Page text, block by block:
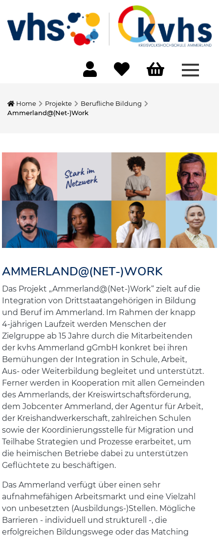
Home Projekte
Berufliche Bildung
Ammerland@(Net-)Work
AMMERLAND@(NET-)WORK
Das Projekt „Ammerland@(Net-)Work“ zielt auf die
Integration von Drittstaatangehörigen in Bildung
und Beruf im Ammerland. Im Rahmen der knapp
4-jährigen Laufzeit werden Menschen der
Zielgruppe ab 15 Jahre durch die Mitarbeitenden
der kvhs Ammerland gGmbH konkret bei ihren
Bemühungen der Integration in Schule, Arbeit,
Aus- oder Weiterbildung begleitet und unterstützt.
Ferner werden in Kooperation mit allen Gemeinden
des Ammerlands, der Kreiswirtschaftsförderung,
dem Jobcenter Ammerland, der Agentur für Arbeit,
der Kreishandwerkerschaft, zahlreichen Schulen
sowie der Koordinierungsstelle für Migration und
Teilhabe Strategien und Prozesse erarbeitet, um
die heimischen Betriebe dabei zu unterstützen
Geflüchtete zu beschäftigen.
Das Ammerland verfügt über einen sehr
aufnahmefähigen Arbeitsmarkt und eine Vielzahl
von unbesetzten (Ausbildungs-)Stellen. Mögliche
Barrieren - individuell und strukturell -, die
erfolgreichen Bildungswege oder das Matching